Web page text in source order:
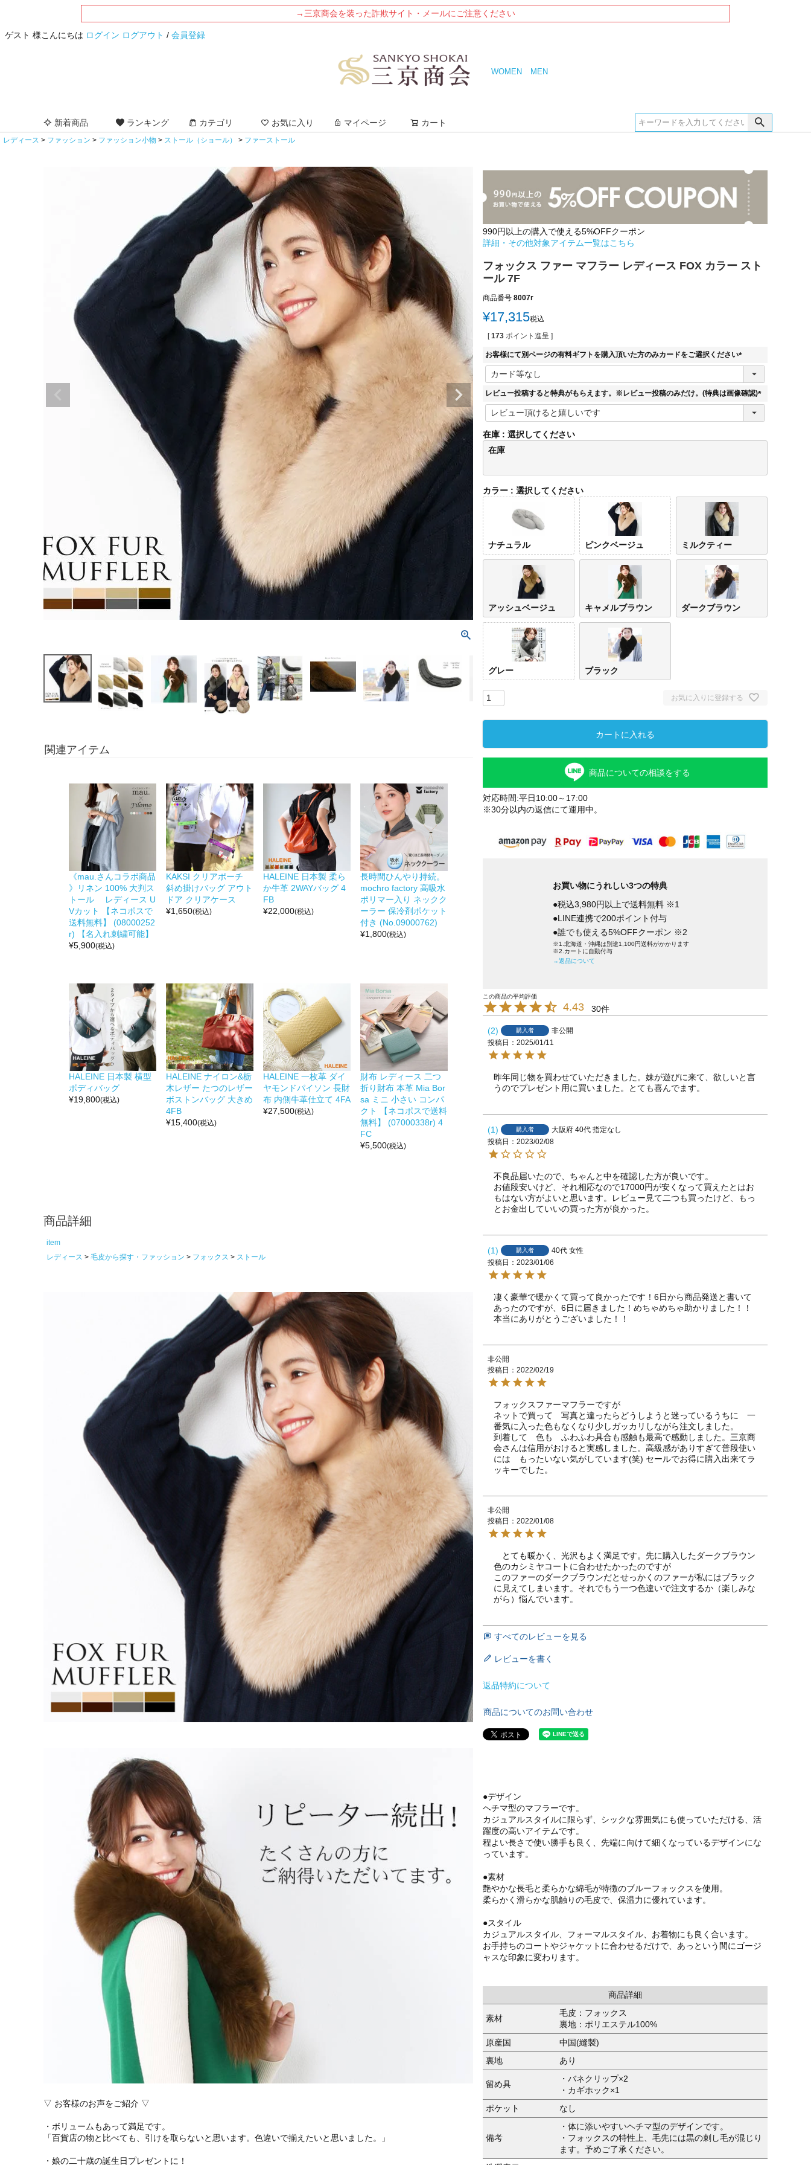
→三京商会を装った詐欺サイト・メールにご注意ください
ゲスト 様こんにちは ログイン ログアウト / 会員登録
WOMEN MEN
新着商品 ランキング カテゴリ お気に入り マイページ カート
レディース ファッション ファッション小物 ストール（ショール） ファーストール
関連アイテム
《mau.さんコラボ商品
》リネン 100% 大判ス
トール レディース U
Vカット 【ネコポスで
送料無料】 (08000252
r) 【名入れ刺繍可能】
¥5,900(税込)
KAKSI クリアポーチ
斜め掛けバッグ アウト
ドア クリアケース
¥1,650(税込)
HALEINE 日本製 柔ら
か牛革 2WAYバッグ 4
FB
¥22,000(税込)
長時間ひんやり持続。
mochro factory 高吸水
ポリマー入り ネックク
ーラー 保冷剤ポケット
付き (No.09000762)
¥1,800(税込)
HALEINE 日本製 横型
ボディバッグ
¥19,800(税込)
HALEINE ナイロン&栃
木レザー たつのレザー
ボストンバッグ 大きめ
4FB
¥15,400(税込)
HALEINE 一枚革 ダイ
ヤモンドパイソン 長財
布 内側牛革仕立て 4FA
¥27,500(税込)
財布 レディース 二つ
折り財布 本革 Mia Bor
sa ミニ 小さい コンパ
クト 【ネコポスで送料
無料】 (07000338r) 4
FC
¥5,500(税込)
商品詳細
item
レディース
毛皮から探す・ファッション フォックス ストール
▽ お客様のお声をご紹介 ▽
・ボリュームもあって満足です。
「百貨店の物と比べても、引けを取らないと思います。色違いで揃えたいと思いました。」
・娘の二十歳の誕生日プレゼントに！
990円以上の購入で使える5%OFFクーポン
詳細・その他対象アイテム一覧はこちら
フォックス ファー マフラー レディース FOX カラー スト
ール 7F
商品番号 8007r
¥17,315税込
[ 173 ポイント進呈 ]
お客様にて別ページの有料ギフトを購入頂いた方のみカードをご選択ください
(
須
レビュー投稿すると特典がもらえます。※レビュー投稿のみだけ。(特典は画像確認)
(
)
在庫
選択してください
在庫
カラー 選択してください
ナチュラル ピンクベージュ ミルクティー
アッシュベージュ キャメルブラウン ダークブラウン
グレー ブラック
お気に入りに登録する
カートに入れる
商品についての相談をする
対応時間:平日10:00～17:00
※30分以内の返信にて運用中。
お買い物にうれしい3つの特典
●税込3,980円以上で送料無料 ※1
●LINE連携で200ポイント付与
●誰でも使える5%OFFクーポン ※2
※1.北海道・沖縄は別途1,100円送料がかかります
※2.カートに自動付与
→返品について
4.43 30
2 購入者
非公開
投稿日
2025/01/11
昨年同じ物を買わせていただきました。妹が遊びに来て、欲しいと言
うのでプレゼント用に買いました。とても喜んでます。
1 購入者 大阪府 40代 指定なし
投稿日
2023/02/08
不良品届いたので、ちゃんと中を確認した方が良いです。
お値段安いけど、それ相応なので17000円が安くなって買えたとはお
もはない方がよいと思います。レビュー見て二つも買ったけど、もっ
とお金出していいの買った方が良かった。
1 購入者 40代 女性
投稿日
2023/01/06
凄く豪華で暖かくて買って良かったです！6日から商品発送と書いて
あったのですが、6日に届きました！めちゃめちゃ助かりました！！
本当にありがとうございました！！
非公開
投稿日
2022/02/19
フォックスファーマフラーですが
ネットで買って　写真と違ったらどうしようと迷っているうちに　一
番気に入った色もなくなり少しガッカリしながら注文しました。
到着して　色も　ふわふわ具合も感触も最高で感動しました。三京商
会さんは信用がおけると実感しました。高級感がありすぎて普段使い
には　もったいない気がしています(笑) セールでお得に購入出来てラ
ッキーでした。
非公開
投稿日
2022/01/08
とても暖かく、光沢もよく満足です。先に購入したダークブラウン
色のカシミヤコートに合わせたかったのですが
このファーのダークブラウンだとせっかくのファーが私にはブラック
に見えてしまいます。それでもう一つ色違いで注文するか（楽しみな
がら）悩んでいます。
すべてのレビューを見る
レビューを書く
返品特約について
商品についてのお問い合わせ
●デザイン
ヘチマ型のマフラーです。
カジュアルスタイルに限らず、シックな雰囲気にも使っていただける、活
躍度の高いアイテムです。
程よい長さで使い勝手も良く、先端に向けて細くなっているデザインにな
っています。
●素材
艶やかな長毛と柔らかな綿毛が特徴のブルーフォックスを使用。
柔らかく滑らかな肌触りの毛皮で、保温力に優れています。
●スタイル
カジュアルスタイル、フォーマルスタイル、お着物にも良く合います。
お手持ちのコートやジャケットに合わせるだけで、あっという間にゴージ
ャスな印象に変わります。
商品詳細
素材
毛皮：フォックス
裏地：ポリエステル100%
原産国
中国(縫製)
裏地
あり
留め具
・バネクリップ×2
・カギホック×1
ポケット
なし
備考
・体に添いやすいヘチマ型のデザインです。
・フォックスの特性上、毛先には黒の刺し毛が混じり
ます。予めご了承ください。